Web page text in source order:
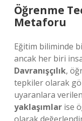
Öğrenme
Metaforu
Eğitim biliminde
ancak her biri
Davranışçılık,
tepkiler olarak
uyaranlara
yaklaşımlar ise